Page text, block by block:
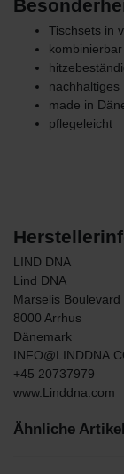
Tischsets in
kombinierbar
nachhaltiges
made in
pflegeleicht
LIND DNA
Lind DNA
Marselis Boulevard
8000 Arrhus
Dänemark
+45 20737979
www.Linddna.com
Ähnliche Artikel